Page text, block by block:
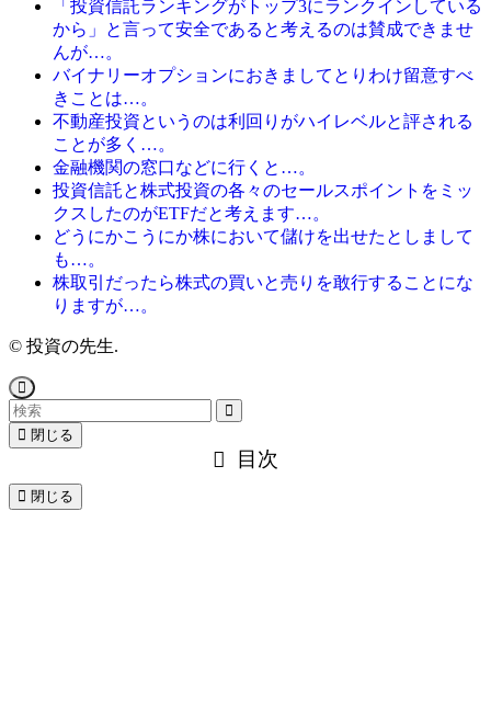
「投資信託ランキングがトップ3にランクインしている
から」と言って安全であると考えるのは賛成できませ
んが…。
バイナリーオプションにおきましてとりわけ留意すべ
きことは…。
不動産投資というのは利回りがハイレベルと評される
ことが多く…。
金融機関の窓口などに行くと…。
投資信託と株式投資の各々のセールスポイントをミッ
クスしたのがETFだと考えます…。
どうにかこうにか株において儲けを出せたとしまして
も…。
株取引だったら株式の買いと売りを敢行することにな
りますが…。
© 投資の先生.
閉じる
目次
閉じる